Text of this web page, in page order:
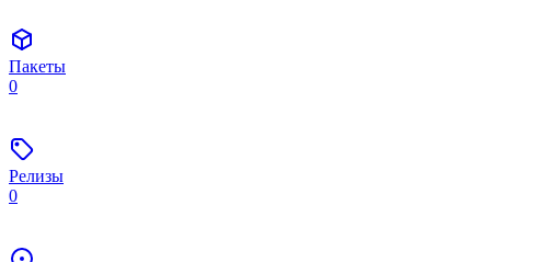
Пакеты
0
Релизы
0